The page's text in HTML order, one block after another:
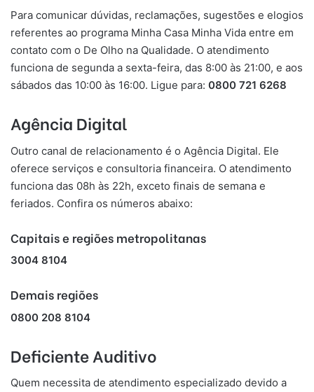
Para comunicar dúvidas, reclamações, sugestões e elogios
referentes ao programa Minha Casa Minha Vida entre em
contato com o De Olho na Qualidade. O atendimento
funciona de segunda a sexta-feira, das 8:00 às 21:00, e aos
sábados das 10:00 às 16:00. Ligue para: 0800 721 6268
Agência Digital
Outro canal de relacionamento é o Agência Digital. Ele
oferece serviços e consultoria financeira. O atendimento
funciona das 08h às 22h, exceto finais de semana e
feriados. Confira os números abaixo:
Capitais e regiões metropolitanas
3004 8104
Demais regiões​
0800 208 8104
Deficiente Auditivo
Quem necessita de atendimento especializado devido a